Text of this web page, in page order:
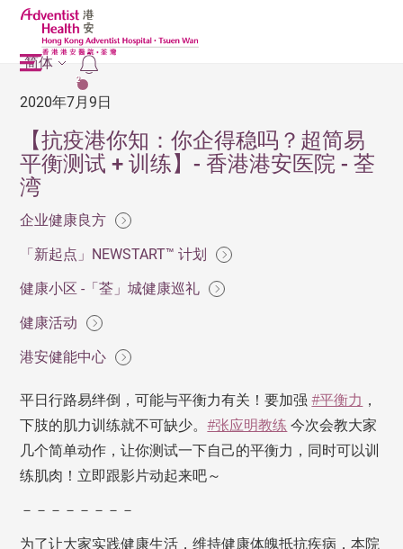
2
简体
2020年7月9日
【抗疫港你知：你企得稳吗？超简易
平衡测试 + 训练】- 香港港安医院 - 荃
湾
企业健康良方
「新起点」NEWSTART™ 计划
健康小区 -「荃」城健康巡礼
健康活动
港安健能中心
平日行路易绊倒，可能与平衡力有关！要加强#平衡力 ，
下肢的肌力训练就不可缺少。#张应明教练 今次会教大家
几个简单动作，让你测试一下自己的平衡力，同时可以训
练肌肉！立即跟影片动起来吧～
－－－－－－－－
为了让大家实践健康生活，维持健康体魄抵抗疾病，本院